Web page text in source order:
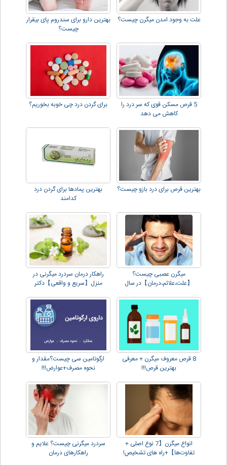
علت به وجود امدن میگرن چیست؟
بهترین دارو برای سندروم پای بیقرار
چیست؟
5 قرص مسکن قوی که سر درد را
کاهش می دهد
برای گردن درد چی خوبه بخوریم؟
بهترین قرص برای درد بازو چیست؟
بهترین پمادها برای گردن درد
کدامند
میگرن عصبی چیست؟
【علت،علائم،درمان】در سال
راهکار درمان سردرد میگرنی در
منزل【سریع و واقعی】دکتر
8 قرص معروف میگرن + معرفی
بهترین قرص!!!
ارگوتامین سی چیست؟مقدار و
نحوه مصرف+عوارض!!!
انواع میگرن【7 نوع اصلی +
تفاوت‌ها】+راه های تشخیص!
سردرد میگرنی چیست؟ علایم و
راهکارهای درمان